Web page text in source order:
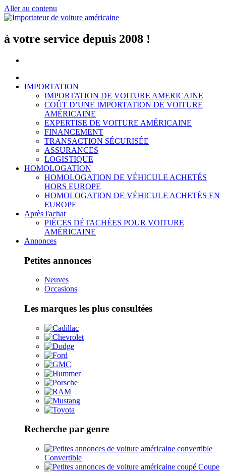
Aller au contenu
à votre service depuis 2008 !
IMPORTATION
IMPORTATION DE VOITURE AMERICAINE
COÛT D’UNE IMPORTATION DE VOITURE
AMÉRICAINE
EXPERTISE DE VOITURE AMÉRICAINE
FINANCEMENT
TRANSACTION SÉCURISÉE
ASSURANCES
LOGISTIQUE
HOMOLOGATION
HOMOLOGATION DE VÉHICULE ACHETÉS
HORS EUROPE
HOMOLOGATION DE VÉHICULE ACHETÉS EN
EUROPE
Après l'achat
PIÈCES DÉTACHÉES POUR VOITURE
AMÉRICAINE
Annonces
Petites annonces
Neuves
Occasions
Les marques les plus consultées
Recherche par genre
Convertible
Coupe